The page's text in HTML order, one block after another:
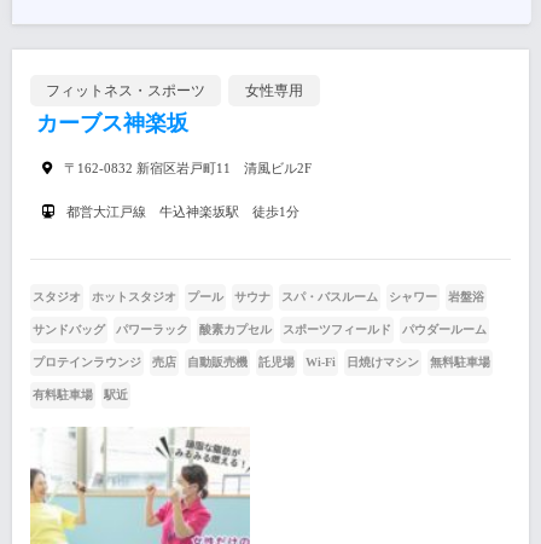
フィットネス・スポーツ 女性専用
カーブス神楽坂
〒162-0832 新宿区岩戸町11 清風ビル2F
都営大江戸線 牛込神楽坂駅 徒歩1分
スタジオ ホットスタジオ プール サウナ スパ・バスルーム シャワー 岩盤浴
サンドバッグ パワーラック 酸素カプセル スポーツフィールド パウダールーム
プロテインラウンジ 売店 自動販売機 託児場 Wi-Fi 日焼けマシン 無料駐車場
有料駐車場 駅近